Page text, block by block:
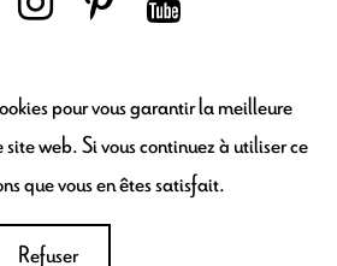
Ajouter au
panier
pour vous garantir la meilleure
web. Si vous continuez à utiliser ce
que vous en êtes satisfait.
Refuser